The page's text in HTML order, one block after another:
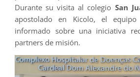
Durante su visita al colegio San
apostolado en Kicolo, el
informado sobre una iniciativa
partners de misión.